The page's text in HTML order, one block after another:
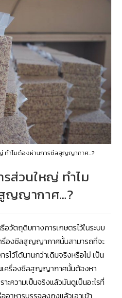
ทำไมต้องผ่านการซีลสูญญากาศ...?
ส่วนใหญ่ ทำไม
ญญากาศ…?
อวัตถุดิบทางการเกษตรไว้ในระบบ
องซีลสูญญากาศนั้นสามารถที่จะ
ไว้ได้นานกว่าเดิมจริงหรือไม่ เป็น
เครื่องซีลสูญญากาศนั้นต้องหา
ะความเป็นจริงแล้วมันดูเป็นอะไรที่
าหารบรรจุลงถุงแล้วเอาเข้า